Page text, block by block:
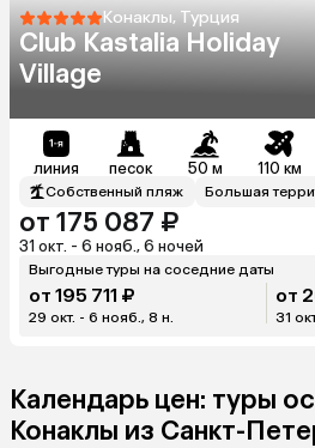
Конаклы, Турция
Club Kastalia Holiday
Village
линия песок 50 м 110 км
Собственный пляж Большая
от 175 087 ₽
31 окт. - 6 нояб., 6 ночей
Выгодные туры на соседние даты
от 195 711 ₽
29 окт. - 6 нояб., 8 н.
от
31
Календарь цен: туры
Конаклы из Санкт-